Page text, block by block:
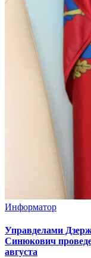
Информатор
Управделами
Синюкович
августа